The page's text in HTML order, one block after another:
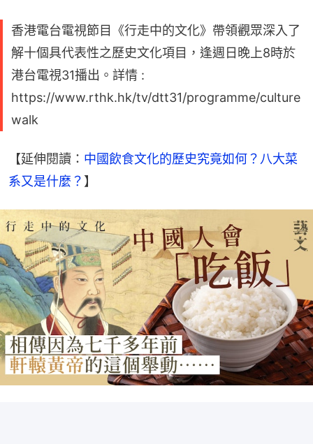
香港電台電視節目《行走中的文化》帶領觀眾深入了
解十個具代表性之歷史文化項目，逢週日晚上8時於
港台電視31播出。詳情 :
https://www.rthk.hk/tv/dtt31/programme/culture
walk
【延伸閱讀： 中國飲食文化的歷史究竟如何？八大菜
系又是什麼？ 】